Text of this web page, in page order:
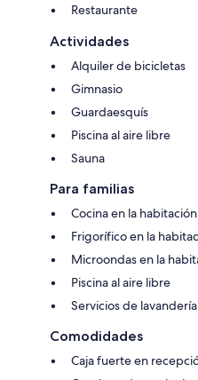
Restaurante
Actividades
Alquiler de bicicletas
Gimnasio
Guardaesquís
Piscina al aire libre
Sauna
Para familias
Cocina en la habitación
Frigorífico en la
Microondas en la
Piscina al aire libre
Servicios de lavandería
Comodidades
Caja fuerte en